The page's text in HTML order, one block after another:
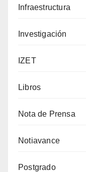
Infraestructura
Investigación
IZET
Libros
Nota de Prensa
Notiavance
Postgrado